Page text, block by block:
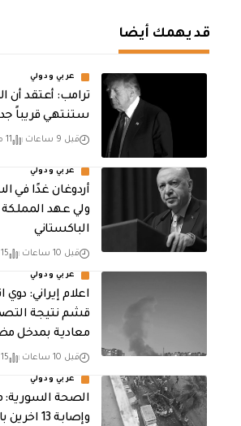
قد يهمك أيضا
عربي ودولي
‏ترامب: أعتقد أن
ستنتهي قريباً
قبل 9 ساعات 11 مشاهدات
عربي ودولي
أردوغان غدًا في
ولي عهد المملكة
الباكستاني
قبل 10 ساعات 15 مشاهدات
عربي ودولي
اعلام إيراني: دوي
قشم نتيجة
معادية بمدخل
قبل 10 ساعات 15 مشاهدات
عربي ودولي
الصحة
وإصابة 13